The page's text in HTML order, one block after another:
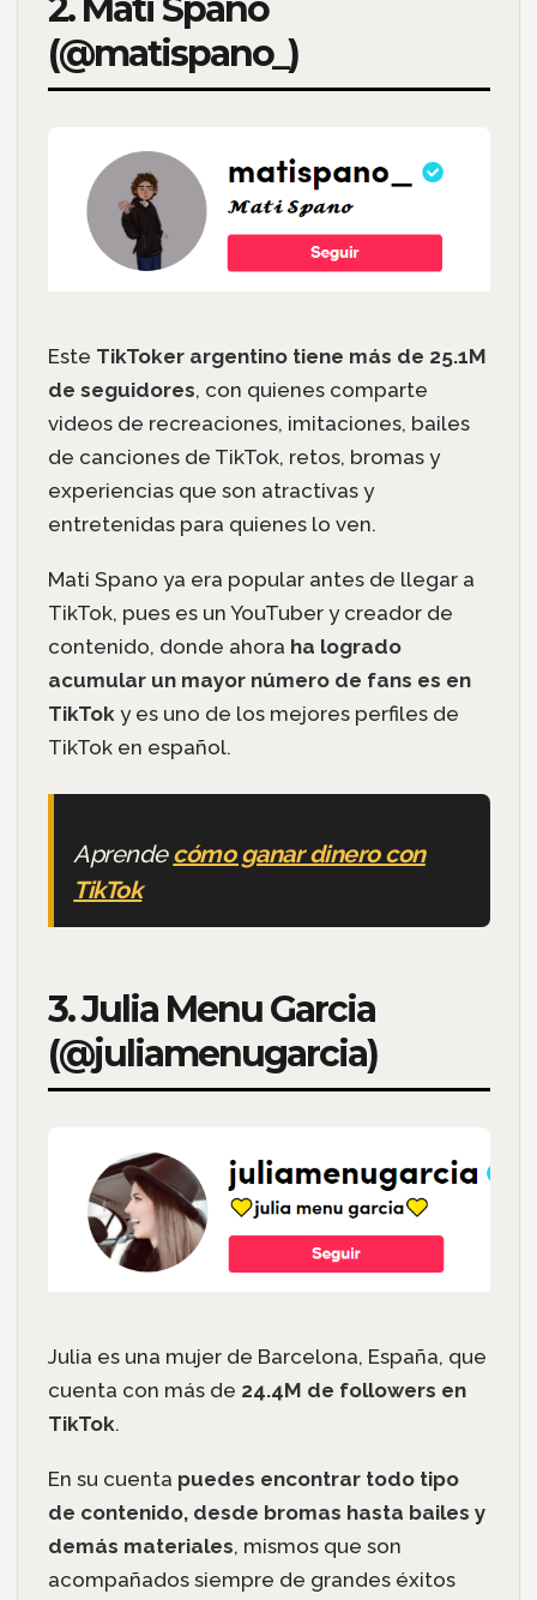
(@matispano_)
Este TikToker argentino tiene más de 25.1M
de seguidores, con quienes comparte
videos de recreaciones, imitaciones, bailes
de canciones de TikTok, retos, bromas y
experiencias que son atractivas y
entretenidas para quienes lo ven.
Mati Spano ya era popular antes de llegar a
TikTok, pues es un YouTuber y creador de
contenido, donde ahora ha logrado
acumular un mayor número de fans es en
TikToky es uno de los mejores perfiles de
TikTok en español.
Aprendecómo ganar dinero con
TikTok
3. Julia Menu Garcia
(@juliamenugarcia)
Julia es una mujer de Barcelona, España, que
cuenta con más de 24.4M de followers en
TikTok.
En su cuenta puedes encontrar todo tipo
de contenido, desde bromas hasta bailes y
demás materiales, mismos que son
acompañados siempre de grandes éxitos